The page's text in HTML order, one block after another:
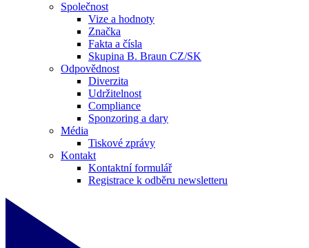
Společnost
Vize a hodnoty
Značka
Fakta a čísla
Skupina B. Braun CZ/SK
Odpovědnost
Diverzita
Udržitelnost
Compliance
Sponzoring a dary
Média
Tiskové zprávy
Kontakt
Kontaktní formulář
Registrace k odběru newsletteru